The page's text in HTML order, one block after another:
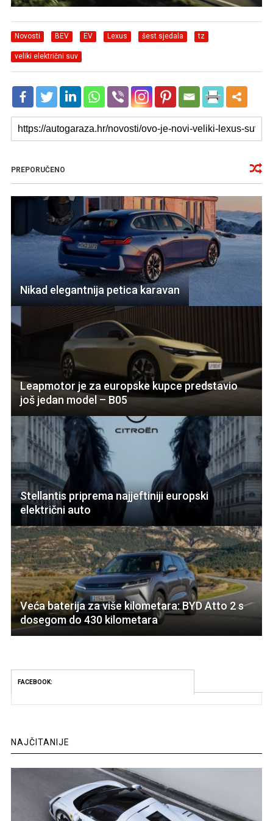
Novosti BEV EV Lexus šest sjedala tz
veliki električni suv
PREPORUČENO
Nikad elegantnija petica karavan
Leapmotor je za europske kupce predstavio
još jedan model – B05
Stellantis priprema najjeftiniji europski
električni auto
Veća baterija za više kilometara: BYD Atto 2 s
dosegom do 430 kilometara
FACEBOOK:
NAJČITANIJE